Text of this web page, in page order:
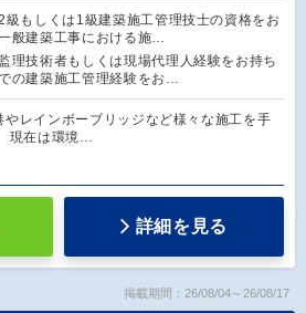
2級もしくは1級建築施工管理技士の資格をお
般建築工事における施…
監理技術者もしくは現場代理人経験をお持ち
の建築施工管理経験をお…
やレインボーブリッジなど様々な施工を手
現在は環境…
詳細を見る
掲載期間：26/08/04～26/08/17